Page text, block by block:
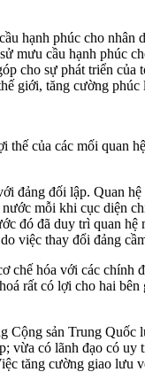
hạnh phúc cho nhân
mưu cầu hạnh phúc
cho sự phát triển
giới, tăng cường phúc
của các mối quan
đảng đối lập. Quan
mỗi khi cục diện
đó đã duy trì quan
việc thay đổi đảng
hóa với các chính
rất có lợi cho hai
sản Trung
vừa có lãnh đạo có
tăng cường giao lưu